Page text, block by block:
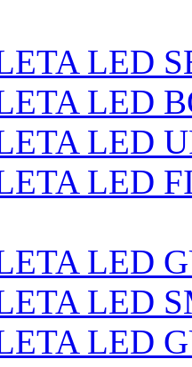
LED
LED
LED
LED
LED
LED
LED